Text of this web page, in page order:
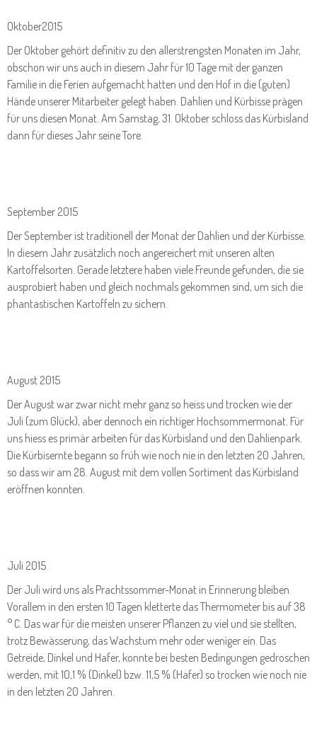
Oktober2015
Der Oktober gehört definitiv zu den allerstrengsten Monaten im Jahr,
obschon wir uns auch in diesem Jahr für 10 Tage mit der ganzen
Familie in die Ferien aufgemacht hatten und den Hof in die (guten)
Hände unserer Mitarbeiter gelegt haben. Dahlien und Kürbisse prägen
für uns diesen Monat. Am Samstag, 31. Oktober schloss das Kürbisland
dann für dieses Jahr seine Tore.
September 2015
Der September ist traditionell der Monat der Dahlien und der Kürbisse.
In diesem Jahr zusätzlich noch angereichert mit unseren alten
Kartoffelsorten. Gerade letztere haben viele Freunde gefunden, die sie
ausprobiert haben und gleich nochmals gekommen sind, um sich die
phantastischen Kartoffeln zu sichern.
August 2015
Der August war zwar nicht mehr ganz so heiss und trocken wie der
Juli (zum Glück), aber dennoch ein richtiger Hochsommermonat. Für
uns hiess es primär arbeiten für das Kürbisland und den Dahlienpark.
Die Kürbisernte begann so früh wie noch nie in den letzten 20 Jahren,
so dass wir am 28. August mit dem vollen Sortiment das Kürbisland
eröffnen konnten.
Juli 2015
Der Juli wird uns als Prachtssommer-Monat in Erinnerung bleiben.
Vorallem in den ersten 10 Tagen kletterte das Thermometer bis auf 38
° C. Das war für die meisten unserer Pflanzen zu viel und sie stellten,
trotz Bewässerung, das Wachstum mehr oder weniger ein. Das
Getreide, Dinkel und Hafer, konnte bei besten Bedingungen gedroschen
werden, mit 10,1 % (Dinkel) bzw. 11,5 % (Hafer) so trocken wie noch nie
in den letzten 20 Jahren.